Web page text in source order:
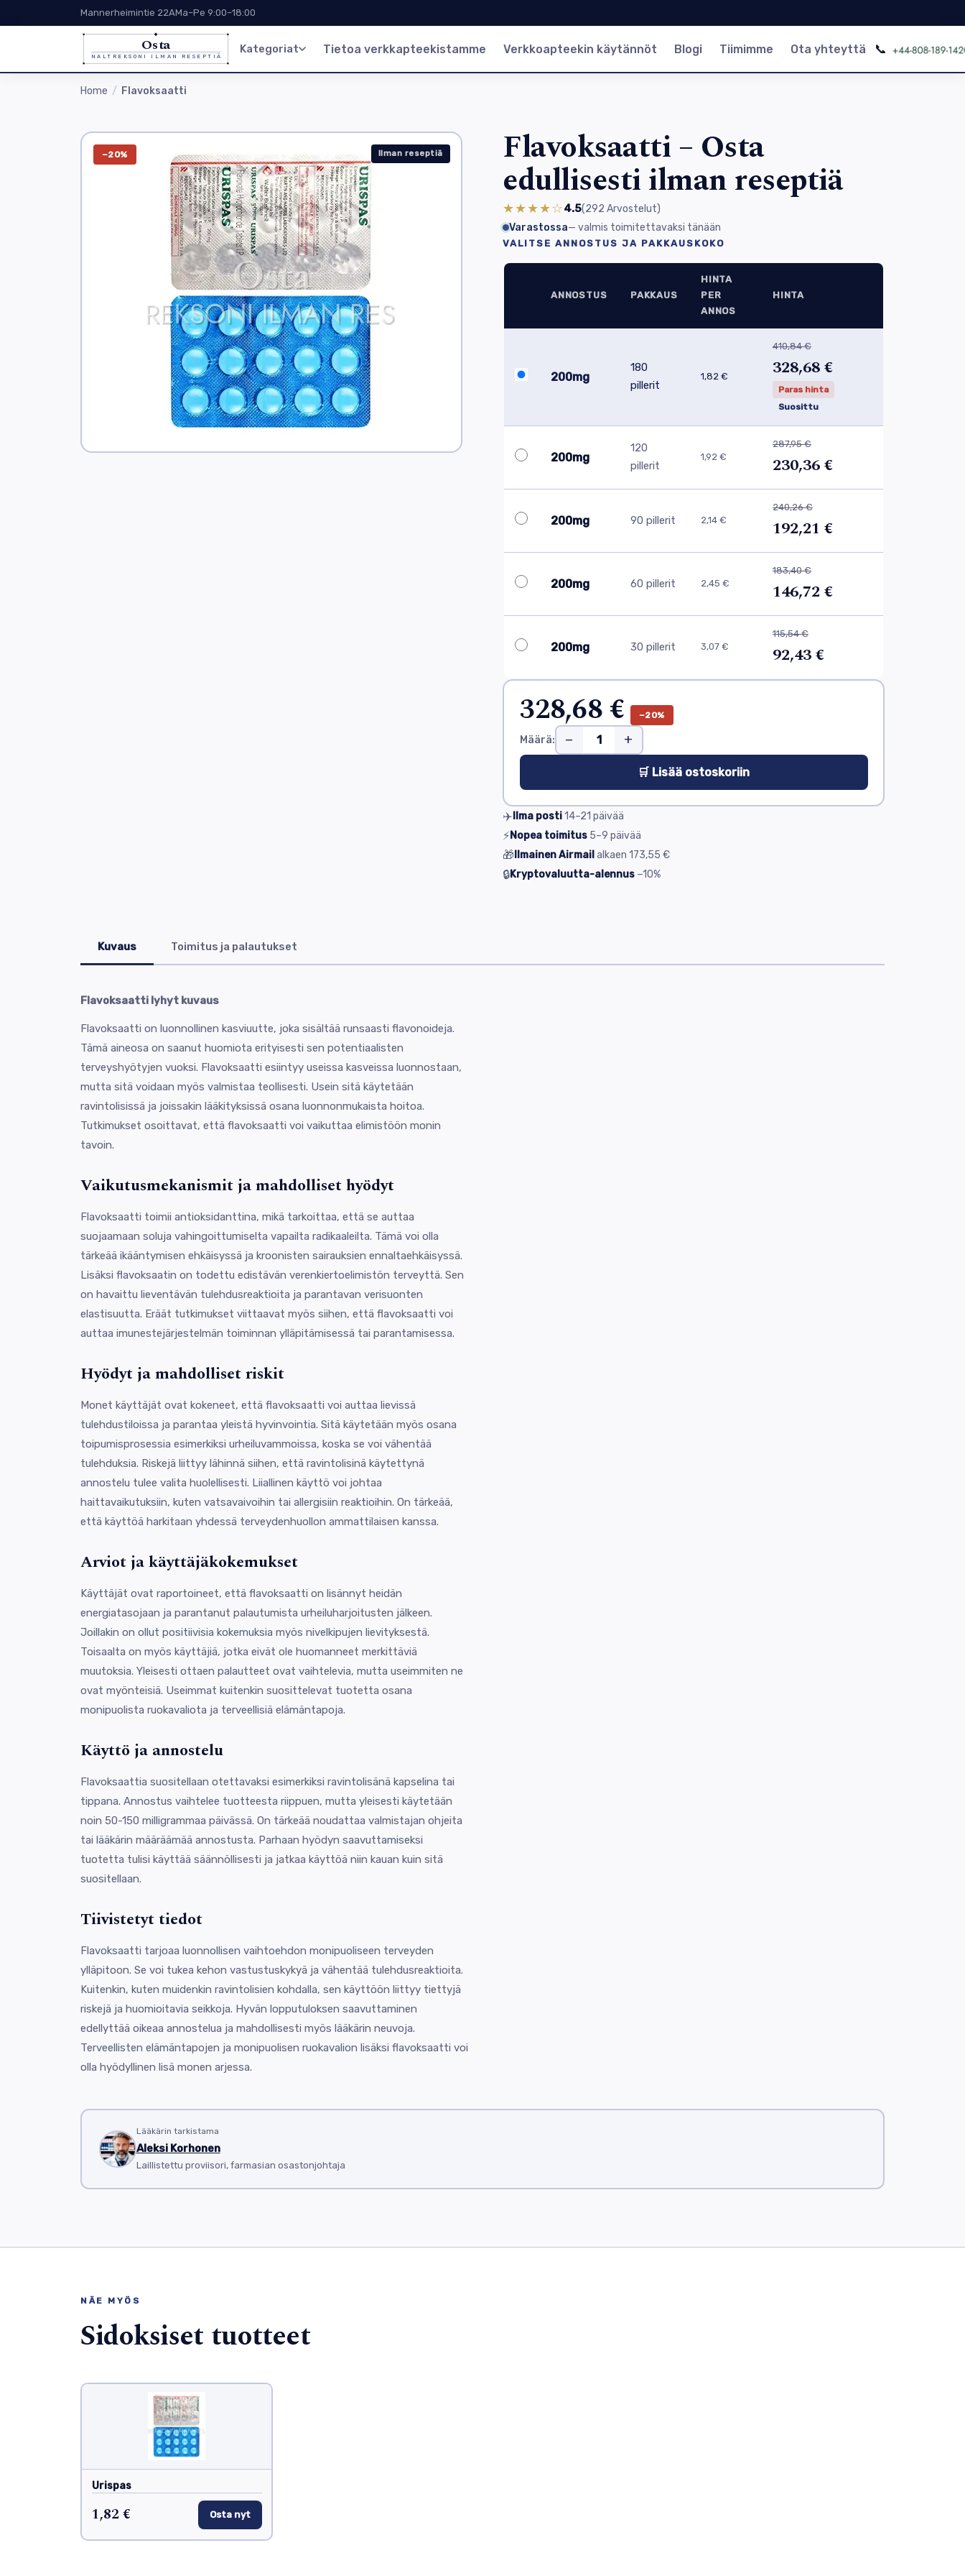
Mannerheimintie 22AMa–Pe 9:00–18:00
Osta
NALTREKSONI ILMAN RESEPTIÄ
Kategoriat Tietoa verkkapteekistamme Verkkoapteekin käytännöt Blogi Tiimimme Ota yhteyttä 📞
Home Flavoksaatti
−20% Ilman reseptiä Flavoksaatti – Osta
edullisesti ilman reseptiä
★★★★☆4.5(292 Arvostelut)
Varastossa— valmis toimitettavaksi tänään
VALITSE ANNOSTUS JA PAKKAUSKOKO
ANNOSTUS PAKKAUS
HINTA
PER
ANNOS
HINTA
200mg
180
pillerit
1,82 €
410,84 €
328,68 €
Paras hinta
Suosittu
200mg
120
pillerit
1,92 €
287,95 €
230,36 €
200mg 90 pillerit 2,14 €
240,26 €
192,21 €
200mg 60 pillerit 2,45 €
183,40 €
146,72 €
200mg 30 pillerit 3,07 €
115,54 €
92,43 €
328,68 € −20%
Määrä: − +
🛒 Lisää ostoskoriin
✈️Ilma posti14–21 päivää
⚡Nopea toimitus 5–9 päivää
🎁Ilmainen Airmailalkaen 173,55 €
🔒Kryptovaluutta-alennus −10%
Kuvaus Toimitus ja palautukset
Flavoksaatti lyhyt kuvaus
Flavoksaatti on luonnollinen kasviuutte, joka sisältää runsaasti flavonoideja.
Tämä aineosa on saanut huomiota erityisesti sen potentiaalisten
terveyshyötyjen vuoksi. Flavoksaatti esiintyy useissa kasveissa luonnostaan,
mutta sitä voidaan myös valmistaa teollisesti. Usein sitä käytetään
ravintolisissä ja joissakin lääkityksissä osana luonnonmukaista hoitoa.
Tutkimukset osoittavat, että flavoksaatti voi vaikuttaa elimistöön monin
tavoin.
Vaikutusmekanismit ja mahdolliset hyödyt
Flavoksaatti toimii antioksidanttina, mikä tarkoittaa, että se auttaa
suojaamaan soluja vahingoittumiselta vapailta radikaaleilta. Tämä voi olla
tärkeää ikääntymisen ehkäisyssä ja kroonisten sairauksien ennaltaehkäisyssä.
Lisäksi flavoksaatin on todettu edistävän verenkiertoelimistön terveyttä. Sen
on havaittu lieventävän tulehdusreaktioita ja parantavan verisuonten
elastisuutta. Eräät tutkimukset viittaavat myös siihen, että flavoksaatti voi
auttaa imunestejärjestelmän toiminnan ylläpitämisessä tai parantamisessa.
Hyödyt ja mahdolliset riskit
Monet käyttäjät ovat kokeneet, että flavoksaatti voi auttaa lievissä
tulehdustiloissa ja parantaa yleistä hyvinvointia. Sitä käytetään myös osana
toipumisprosessia esimerkiksi urheiluvammoissa, koska se voi vähentää
tulehduksia. Riskejä liittyy lähinnä siihen, että ravintolisinä käytettynä
annostelu tulee valita huolellisesti. Liiallinen käyttö voi johtaa
haittavaikutuksiin, kuten vatsavaivoihin tai allergisiin reaktioihin. On tärkeää,
että käyttöä harkitaan yhdessä terveydenhuollon ammattilaisen kanssa.
Arviot ja käyttäjäkokemukset
Käyttäjät ovat raportoineet, että flavoksaatti on lisännyt heidän
energiatasojaan ja parantanut palautumista urheiluharjoitusten jälkeen.
Joillakin on ollut positiivisia kokemuksia myös nivelkipujen lievityksestä.
Toisaalta on myös käyttäjiä, jotka eivät ole huomanneet merkittäviä
muutoksia. Yleisesti ottaen palautteet ovat vaihtelevia, mutta useimmiten ne
ovat myönteisiä. Useimmat kuitenkin suosittelevat tuotetta osana
monipuolista ruokavaliota ja terveellisiä elämäntapoja.
Käyttö ja annostelu
Flavoksaattia suositellaan otettavaksi esimerkiksi ravintolisänä kapselina tai
tippana. Annostus vaihtelee tuotteesta riippuen, mutta yleisesti käytetään
noin 50-150 milligrammaa päivässä. On tärkeää noudattaa valmistajan ohjeita
tai lääkärin määräämää annostusta. Parhaan hyödyn saavuttamiseksi
tuotetta tulisi käyttää säännöllisesti ja jatkaa käyttöä niin kauan kuin sitä
suositellaan.
Tiivistetyt tiedot
Flavoksaatti tarjoaa luonnollisen vaihtoehdon monipuoliseen terveyden
ylläpitoon. Se voi tukea kehon vastustuskykyä ja vähentää tulehdusreaktioita.
Kuitenkin, kuten muidenkin ravintolisien kohdalla, sen käyttöön liittyy tiettyjä
riskejä ja huomioitavia seikkoja. Hyvän lopputuloksen saavuttaminen
edellyttää oikeaa annostelua ja mahdollisesti myös lääkärin neuvoja.
Terveellisten elämäntapojen ja monipuolisen ruokavalion lisäksi flavoksaatti voi
olla hyödyllinen lisä monen arjessa.
Lääkärin tarkistama
Aleksi Korhonen
Laillistettu proviisori, farmasian osastonjohtaja
NÄE MYÖS
Sidoksiset tuotteet
Urispas
1,82 € Osta nyt